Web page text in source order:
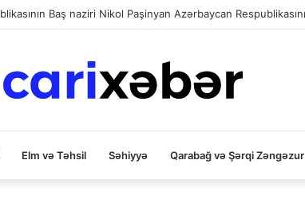
Elm və Təhsil Səhiyyə Qarabağ və Şərqi Zəngəzur